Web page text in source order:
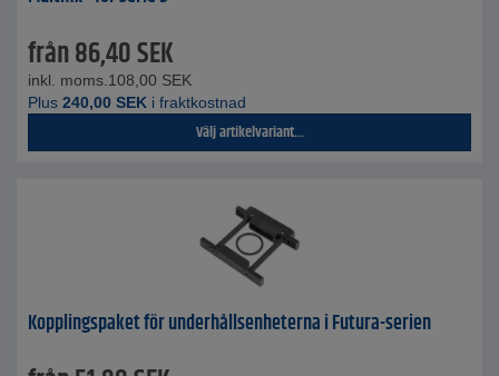
från86,40SEK
inkl. moms. 108,00 SEK
Plus 240,00 SEK i fraktkostnad
Välj artikelvariant...
Kopplingspaket för underhållsenheterna i Futura-serien